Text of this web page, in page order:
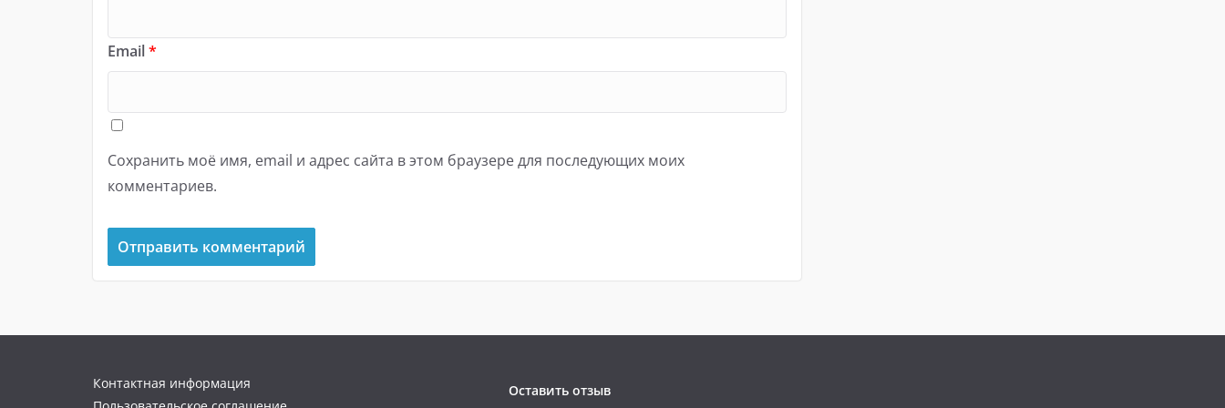
Email*
Сохранить моё имя, email и адрес сайта в этом браузере для последующих моих
комментариев.
Контактная информация
Оставить отзыв